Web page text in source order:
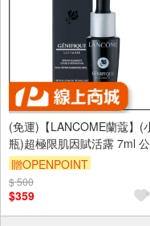
(免運)【LANCOME蘭蔻】(
瓶)超極限肌因賦活露 7ml
貨
贈OPENPOINT
$ 500
$359